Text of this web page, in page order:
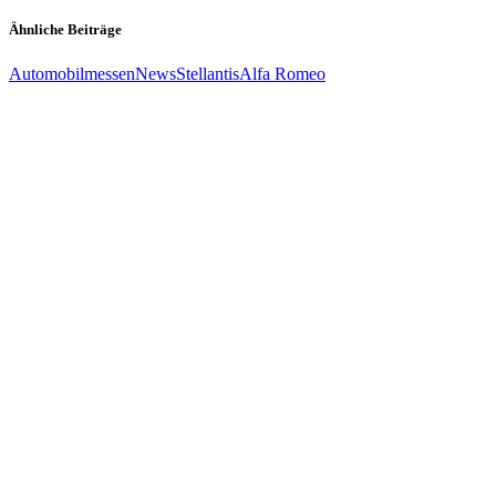
Ähnliche Beiträge
AutomobilmessenNewsStellantisAlfa Romeo